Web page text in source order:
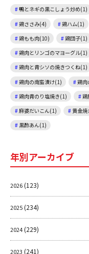
鴨とネギの黒こしょう炒め(1)
鶏ささみ(4)
鶏ハム(1)
鶏もも肉(10)
鶏団子(1)
鶏肉とリンゴのマヨーグル(1)
鶏肉と青シソの焼きつくね(1)
鶏肉の南蛮漬け(1)
鶏肉
鶏肉青のり塩焼き(1)
鶏
麻婆だいこん(1)
黄金
黒酢あん(1)
年別アーカイブ
2026(123)
2025(234)
2024(229)
2023 (241)